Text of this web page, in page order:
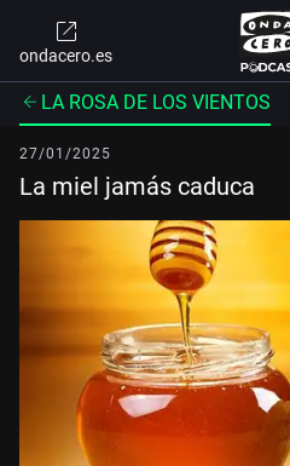
ondacero.es
LA ROSA DE LOS VIENTOS
27/01/2025
La miel jamás caduca